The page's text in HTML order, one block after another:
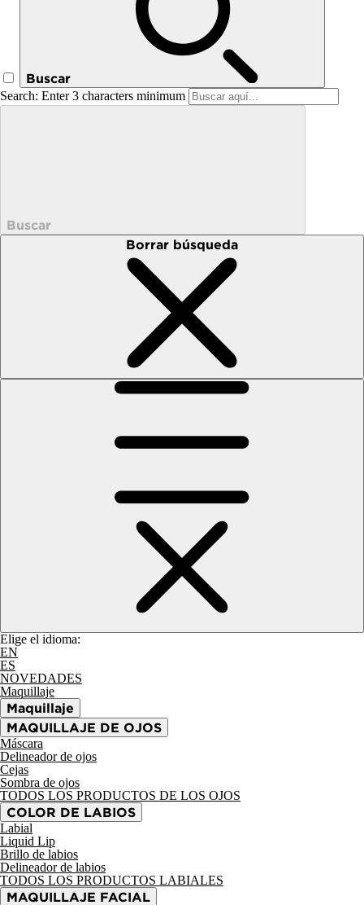
Buscar
Search: Enter 3 characters minimum
Buscar
Borrar búsqueda
Elige el idioma:
EN
ES
NOVEDADES
Maquillaje
Maquillaje
MAQUILLAJE DE OJOS
Máscara
Delineador de ojos
Cejas
Sombra de ojos
TODOS LOS PRODUCTOS DE LOS OJOS
COLOR DE LABIOS
Labial
Liquid Lip
Brillo de labios
Delineador de labios
TODOS LOS PRODUCTOS LABIALES
MAQUILLAJE FACIAL